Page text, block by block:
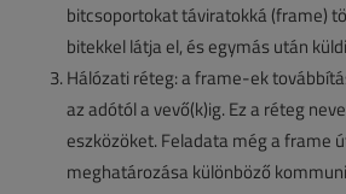
bitcsoportokat táviratokká (frame)
bitekkel látja el, és egymás után
Hálózati réteg: a frame-ek
az adótól a vevő(k)ig. Ez a réteg
eszközöket. Feladata még a frame
meghatározása különböző